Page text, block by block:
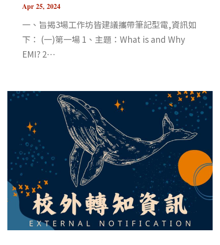
Apr 25, 2024
一、旨揭3場工作坊皆建議攜帶筆記型電,資訊如
下： (一)第一場 1、主題：What is and Why
EMI? 2⋯